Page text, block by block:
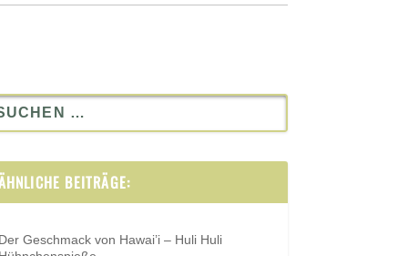
BEITRÄGE:
Der Geschmack von Hawai’i – Huli Huli